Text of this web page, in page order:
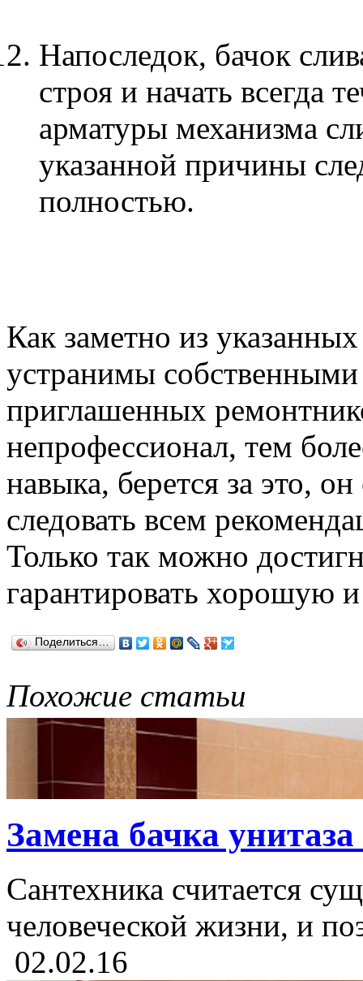
Напоследок, бачок
строя и начать всегда
арматуры механизма
указанной причины
полностью.
Как заметно из
устранимы собственными
приглашенных
непрофессионал, тем
навыка, берется за это,
следовать всем
Только так можно
гарантировать хорошую
Поделиться…
Похожие статьи
Замена бачка
Сантехника считается
человеческой жизни, и
02.02.16